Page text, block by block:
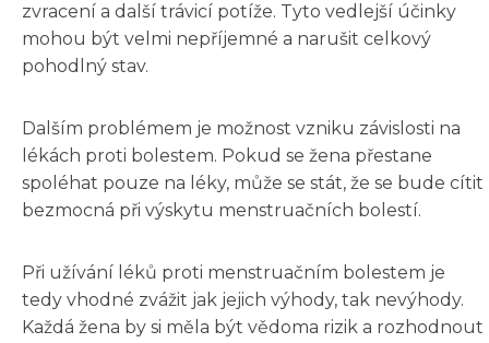
zvracení a další trávicí potíže. Tyto vedlejší účinky
mohou být velmi nepříjemné a narušit celkový
pohodlný stav.
Dalším problémem je možnost vzniku závislosti na
lékách proti bolestem. Pokud se žena přestane
spoléhat pouze na léky, může se stát, že se bude cítit
bezmocná při výskytu menstruačních bolestí.
Při užívání léků proti menstruačním bolestem je
tedy vhodné zvážit jak jejich výhody, tak nevýhody.
Každá žena by si měla být vědoma rizik a rozhodnout